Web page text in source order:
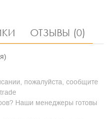
ОТЗЫВЫ (0)
пожалуйста, сообщите
Наши менеджеры готовы